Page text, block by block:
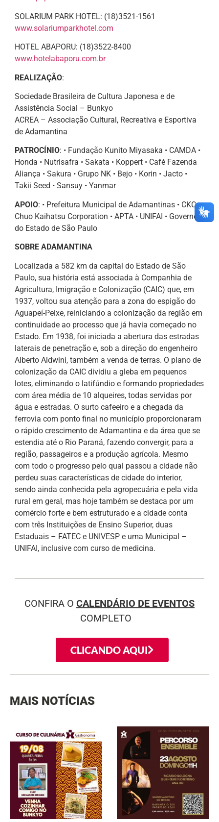
SOLARIUM PARK HOTEL: (18)3521-1561
www.solariumparkhotel.com
HOTEL ABAPORU: (18)3522-8400
www.hotelabaporu.com.br
REALIZAÇÃO:
Sociedade Brasileira de Cultura Japonesa e de
Assistência Social – Bunkyo
ACREA – Associação Cultural, Recreativa e Esportiva
de Adamantina
PATROCÍNIO: • Fundação Kunito Miyasaka • CAMDA •
Honda • Nutrisafra • Sakata • Koppert • Café Fazenda
Aliança • Sakura • Grupo NK • Bejo • Korin • Jacto •
Takii Seed • Sansuy • Yanmar
APOIO: • Prefeitura Municipal de Adamantinas • CKC
Chuo Kaihatsu Corporation • APTA • UNIFAI • Governo
do Estado de São Paulo
SOBRE ADAMANTINA
Localizada a 582 km da capital do Estado de São
Paulo, sua história está associada à Companhia de
Agricultura, Imigração e Colonização (CAIC) que, em
1937, voltou sua atenção para a zona do espigão do
Aguapeí-Peixe, reiniciando a colonização da região em
continuidade ao processo que já havia começado no
Estado. Em 1938, foi iniciada a abertura das estradas
laterais de penetração e, sob a direção do engenheiro
Alberto Aldwini, também a venda de terras. O plano de
colonização da CAIC dividiu a gleba em pequenos
lotes, eliminando o latifúndio e formando propriedades
com área média de 10 alqueires, todas servidas por
água e estradas. O surto cafeeiro e a chegada da
ferrovia com ponto final no município proporcionaram
o rápido crescimento de Adamantina e da área que se
estendia até o Rio Paraná, fazendo convergir, para a
região, passageiros e a produção agrícola. Mesmo
com todo o progresso pelo qual passou a cidade não
perdeu suas características de cidade do interior,
sendo ainda conhecida pela agropecuária e pela vida
rural em geral, mas hoje também se destaca por um
comércio forte e bem estruturado e a cidade conta
com três Instituições de Ensino Superior, duas
Estaduais – FATEC e UNIVESP e uma Municipal –
UNIFAI, inclusive com curso de medicina.
CONFIRA O CALENDÁRIO DE EVENTOS
COMPLETO
CLICANDO AQUI
MAIS NOTÍCIAS